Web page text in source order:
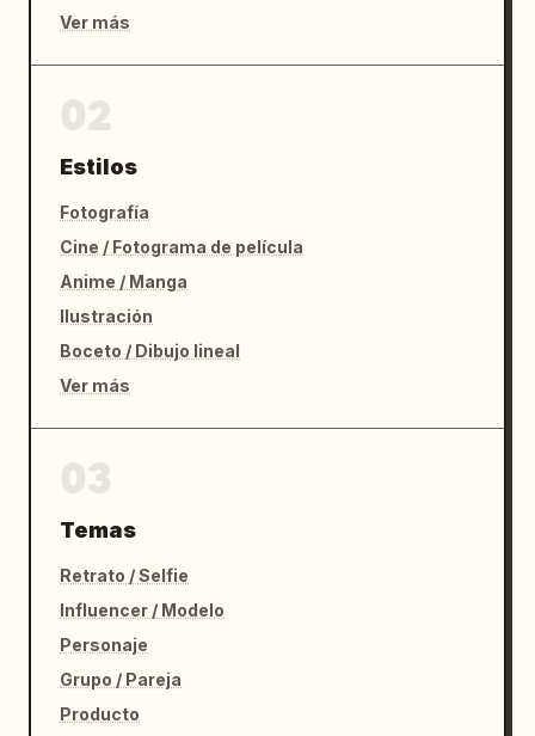
Ver más
Estilos
Fotografía
Cine / Fotograma de película
Anime / Manga
Ilustración
Boceto / Dibujo lineal
Ver más
Temas
Retrato / Selfie
Influencer / Modelo
Personaje
Grupo / Pareja
Producto